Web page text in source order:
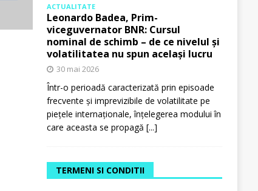
ACTUALITATE
Leonardo Badea, Prim-
viceguvernator BNR: Cursul
nominal de schimb – de ce nivelul și
volatilitatea nu spun același lucru
30 mai 2026
Într-o perioadă caracterizată prin episoade
frecvente și imprevizibile de volatilitate pe
piețele internaționale, înțelegerea modului în
care aceasta se propagă [...]
TERMENI SI CONDITII